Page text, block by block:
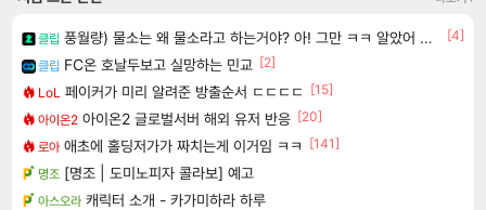
클립 풍월량) 물소는 왜 물소라고 하는거야? 아! 그만 ㅋㅋ 알았어 ㅋㅋ
[4]
클립 FC온 호날두보고 실망하는 민교 [2]
LoL 페이커가 미리 알려준 방출순서 ㄷㄷㄷㄷ [15]
아이온2 아이온2 글로벌서버 해외 유저 반응 [20]
로아 애초에 홀딩저가가 짜치는게 이거임 ㅋㅋ [141]
명조 [명조 | 도미노피자 콜라보] 예고
아스오라 캐릭터 소개 - 카가미하라 하루